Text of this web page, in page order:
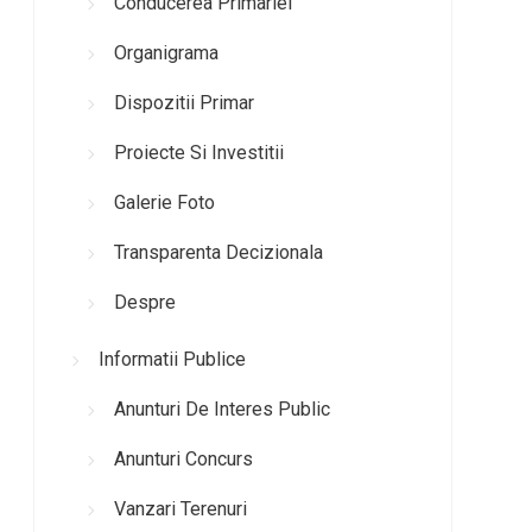
Organigrama
Dispozitii Primar
Proiecte Si Investitii
Galerie Foto
Transparenta Decizionala
Despre
Informatii Publice
Anunturi De Interes Public
Anunturi Concurs
Vanzari Terenuri